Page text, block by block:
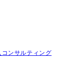
ンサルティング